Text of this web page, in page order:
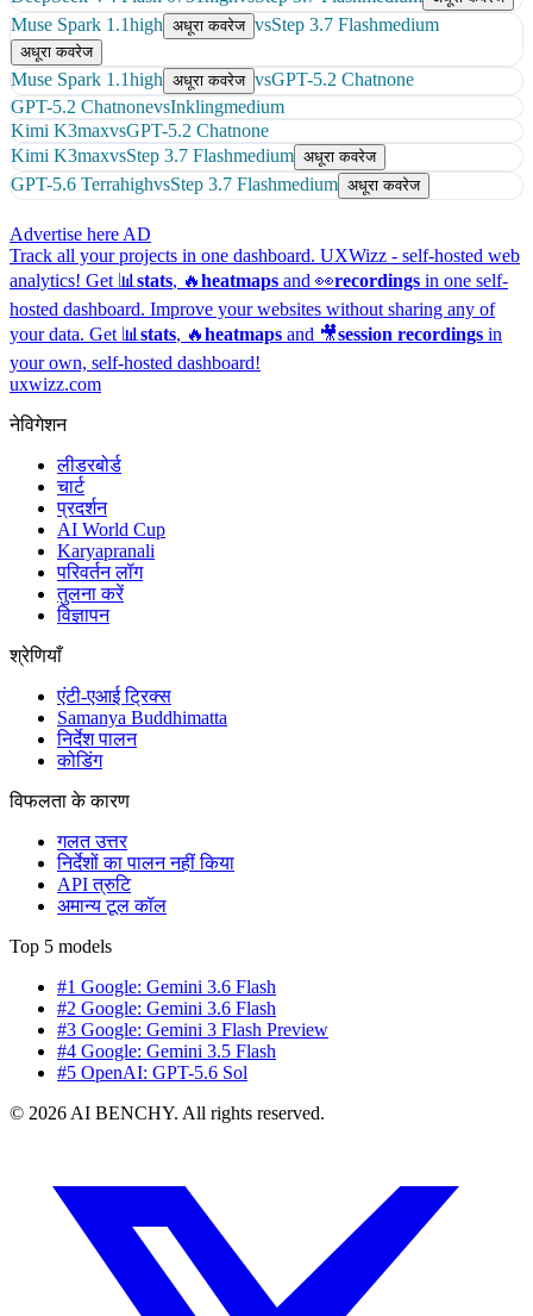
Muse Spark 1.1high अधूरा कवरेज vsStep 3.7 Flashmedium
अधूरा कवरेज
Muse Spark 1.1high अधूरा कवरेज vsGPT-5.2 Chatnone
GPT-5.2 ChatnonevsInklingmedium
Kimi K3maxvsGPT-5.2 Chatnone
Kimi K3maxvsStep 3.7 Flashmedium अधूरा कवरेज
GPT-5.6 TerrahighvsStep 3.7 Flashmedium अधूरा कवरेज
Advertise here AD
Track all your projects in one dashboard. UXWizz - self-hosted web
analytics! Get 📊 stats, 🔥heatmaps and 👀recordings in one self-
hosted dashboard. Improve your websites without sharing any of
your data. Get 📊 stats, 🔥heatmaps and 🎥session recordings in
your own, self-hosted dashboard!
uxwizz.com
नेविगेशन
लीडरबोर्ड
चार्ट
प्रदर्शन
AI World Cup
Karyapranali
परिवर्तन लॉग
तुलना करें
विज्ञापन
श्रेणियाँ
एंटी-एआई ट्रिक्स
Samanya Buddhimatta
निर्देश पालन
कोडिंग
विफलता के कारण
गलत उत्तर
निर्देशों का पालन नहीं किया
API त्रुटि
अमान्य टूल कॉल
Top 5 models
#1 Google: Gemini 3.6 Flash
#2 Google: Gemini 3.6 Flash
#3 Google: Gemini 3 Flash Preview
#4 Google: Gemini 3.5 Flash
#5 OpenAI: GPT-5.6 Sol
© 2026 AI BENCHY. All rights reserved.